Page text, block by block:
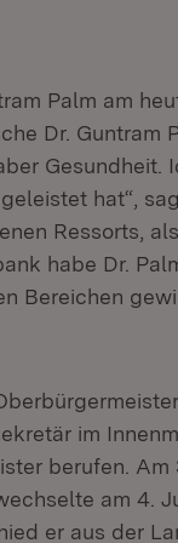
Palm am
Dr. Guntram
Gesundheit.
hat“,
Ressorts, als
habe Dr.
Bereichen
im
berufen. Am
am 4.
er aus der